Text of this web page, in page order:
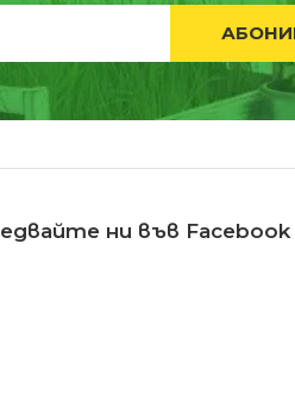
ни във Facebook